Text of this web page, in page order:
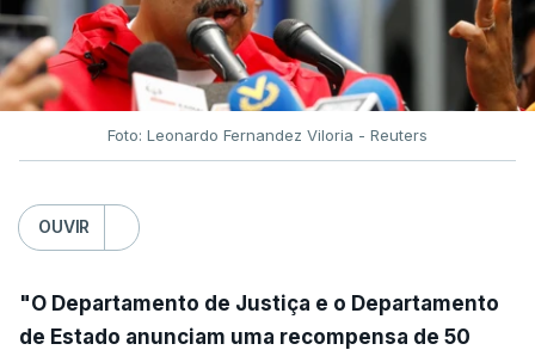
Foto: Leonardo Fernandez Viloria - Reuters
OUVIR
"O Departamento de Justiça e o Departamento
de Estado anunciam uma recompensa de 50